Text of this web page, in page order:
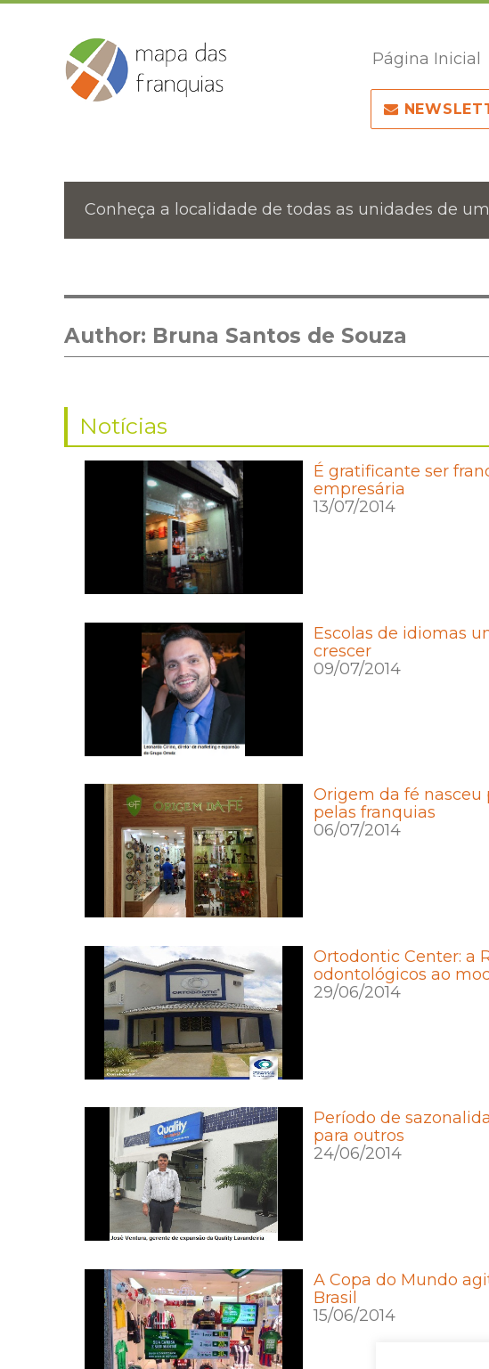
Página Inicial
Conheça a localidade de todas as unidades de
Author: Bruna Santos de Souza
Notícias
É gratificante ser
empresária
13/07/2014
Escolas de idiomas
crescer
09/07/2014
Origem da fé
pelas franquias
06/07/2014
Ortodontic Center: a
odontológicos ao
29/06/2014
Período de
para outros
24/06/2014
A Copa do Mundo
Brasil
15/06/2014